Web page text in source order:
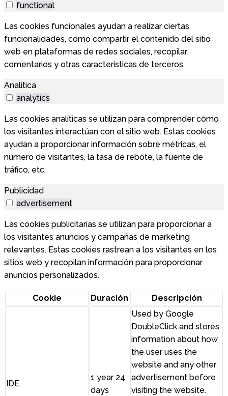
functional
Las cookies funcionales ayudan a realizar ciertas
funcionalidades, como compartir el contenido del sitio
web en plataformas de redes sociales, recopilar
comentarios y otras características de terceros.
Analítica
analytics
Las cookies analíticas se utilizan para comprender cómo
los visitantes interactúan con el sitio web. Estas cookies
ayudan a proporcionar información sobre métricas, el
número de visitantes, la tasa de rebote, la fuente de
tráfico, etc.
Publicidad
advertisement
Las cookies publicitarias se utilizan para proporcionar a
los visitantes anuncios y campañas de marketing
relevantes. Estas cookies rastrean a los visitantes en los
sitios web y recopilan información para proporcionar
anuncios personalizados.
Cookie Duración Descripción
IDE
1 year 24
days
Used by Google
DoubleClick and stores
information about how
the user uses the
website and any other
advertisement before
visiting the website.